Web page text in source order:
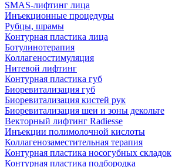
SMAS-лифтинг лица
Инъекционные процедуры
Рубцы, шрамы
Контурная пластика лица
Ботулинотерапия
Коллагеностимуляция
Нитевой лифтинг
Контурная пластика губ
Биоревитализация губ
Биоревитализация кистей рук
Биоревитализация шеи и зоны декольте
Векторный лифтинг Radiesse
Инъекции полимолочной кислоты
Коллагенозаместительная терапия
Контурная пластика носогубных складок
Контурная пластика подбородка